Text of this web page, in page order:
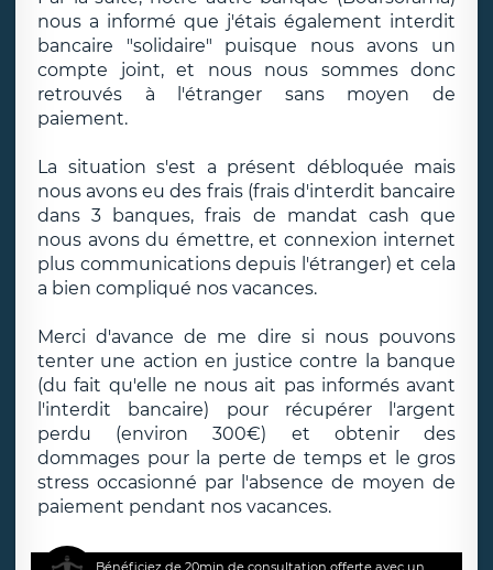
nous a informé que j'étais également interdit
bancaire "solidaire" puisque nous avons un
compte joint, et nous nous sommes donc
retrouvés à l'étranger sans moyen de
paiement.
La situation s'est a présent débloquée mais
nous avons eu des frais (frais d'interdit bancaire
dans 3 banques, frais de mandat cash que
nous avons du émettre, et connexion internet
plus communications depuis l'étranger) et cela
a bien compliqué nos vacances.
Merci d'avance de me dire si nous pouvons
tenter une action en justice contre la banque
(du fait qu'elle ne nous ait pas informés avant
l'interdit bancaire) pour récupérer l'argent
perdu (environ 300€) et obtenir des
dommages pour la perte de temps et le gros
stress occasionné par l'absence de moyen de
paiement pendant nos vacances.
Bénéficiez de 20min de consultation offerte avec un